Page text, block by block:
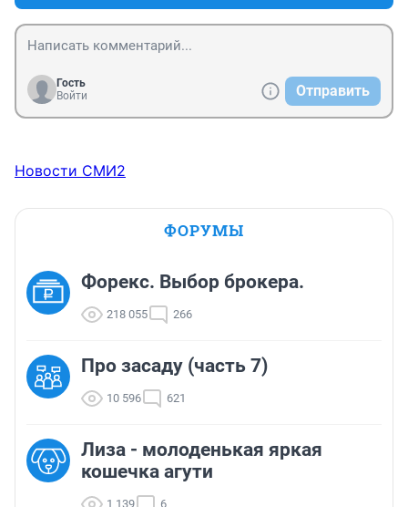
Гость
Войти
Отправить
Новости СМИ2
ФОРУМЫ
Форекс. Выбор брокера.
218 055 266
Про засаду (часть 7)
10 596 621
Лиза - молоденькая яркая
кошечка агути
1 139 6